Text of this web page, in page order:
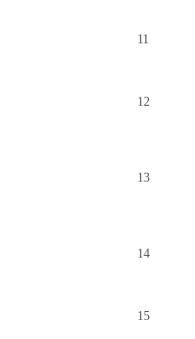
11
12
13
14
15